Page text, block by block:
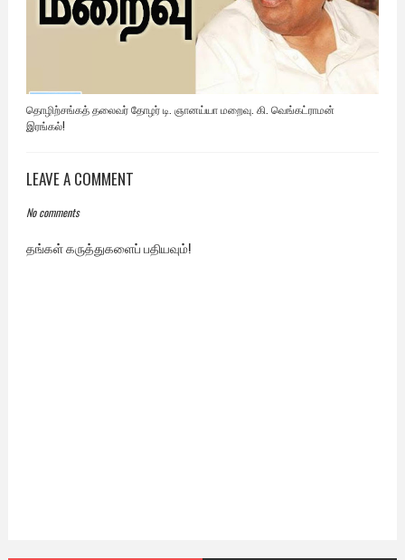
தொழிற்சங்கத் தலைவர் தோழர் டி. ஞானய்யா மறைவு. கி. வெங்கட்ராமன்
இரங்கல்!
LEAVE A COMMENT
No comments
தங்கள் கருத்துகளைப் பதியவும்!